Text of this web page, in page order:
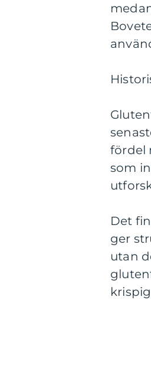
fördel
som
Det
ger
utan